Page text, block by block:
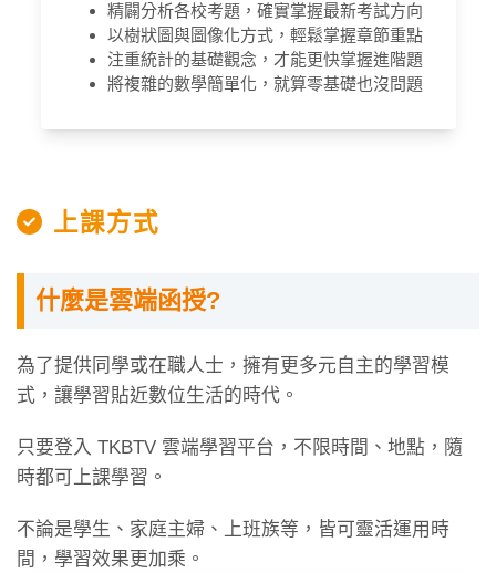
上課方式
什麼是雲端函授?
為了提供同學或在職人士，擁有更多元自主的學習模
式，讓學習貼近數位生活的時代。
只要登入 TKBTV 雲端學習平台，不限時間、地點，隨
時都可上課學習。
不論是學生、家庭主婦、上班族等，皆可靈活運用時
間，學習效果更加乘。
精闢分析各校考題，確實掌握最新考試方向
以樹狀圖與圖像化方式，輕鬆掌握章節重點
注重統計的基礎觀念，才能更快掌握進階題
將複雜的數學簡單化，就算零基礎也沒問題